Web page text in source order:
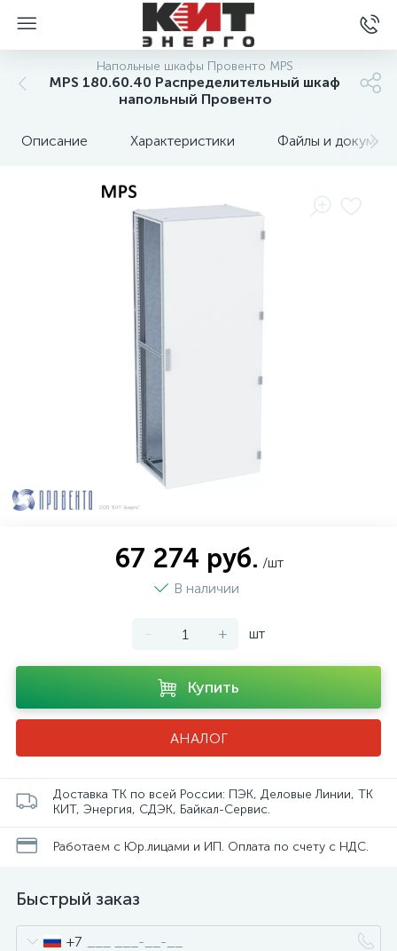
Напольные шкафы Провенто MPS
MPS 180.60.40 Распределительный шкаф
напольный Провенто
Описание Характеристики Файлы и
67 274 руб. /шт
В наличии
- + шт
Купить
АНАЛОГ
Доставка ТК по всей России: ПЭК, Деловые Линии, ТК
КИТ, Энергия, СДЭК, Байкал-Сервис.
Работаем с Юр.лицами и ИП. Оплата по счету с НДС.
Быстрый заказ
+7